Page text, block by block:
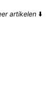
artikelen ⬇️